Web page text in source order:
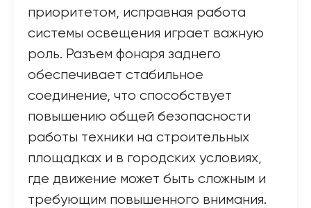
приоритетом, исправная работа
системы освещения играет важную
роль. Разъем фонаря заднего
обеспечивает стабильное
соединение, что способствует
повышению общей безопасности
работы техники на строительных
площадках и в городских условиях,
где движение может быть сложным и
требующим повышенного внимания.